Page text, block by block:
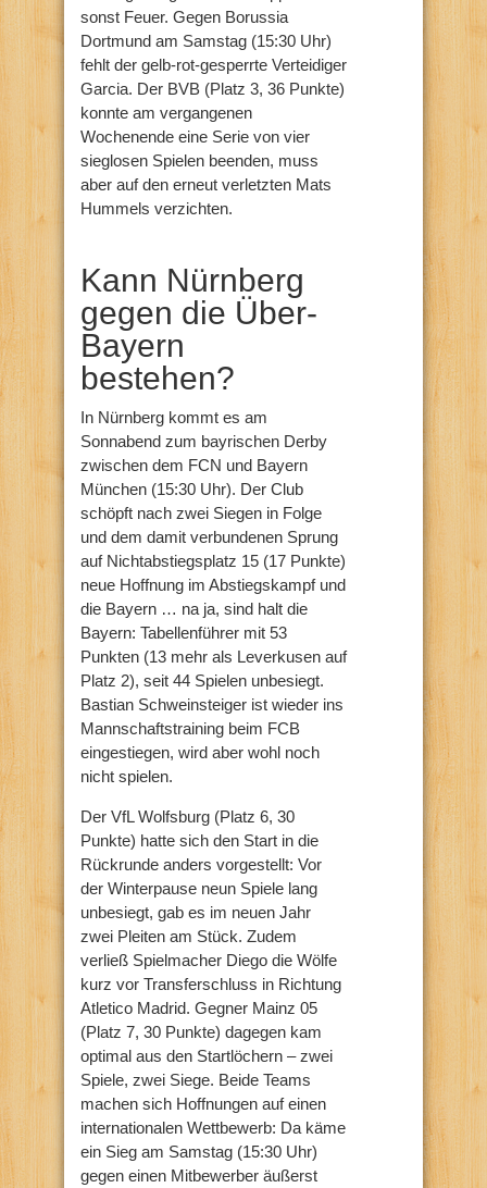
sonst Feuer. Gegen Borussia
Dortmund am Samstag (15:30 Uhr)
fehlt der gelb-rot-gesperrte Verteidiger
Garcia. Der BVB (Platz 3, 36 Punkte)
konnte am vergangenen
Wochenende eine Serie von vier
sieglosen Spielen beenden, muss
aber auf den erneut verletzten Mats
Hummels verzichten.
Kann Nürnberg
gegen die Über-
Bayern
bestehen?
In Nürnberg kommt es am
Sonnabend zum bayrischen Derby
zwischen dem FCN und Bayern
München (15:30 Uhr). Der Club
schöpft nach zwei Siegen in Folge
und dem damit verbundenen Sprung
auf Nichtabstiegsplatz 15 (17 Punkte)
neue Hoffnung im Abstiegskampf und
die Bayern … na ja, sind halt die
Bayern: Tabellenführer mit 53
Punkten (13 mehr als Leverkusen auf
Platz 2), seit 44 Spielen unbesiegt.
Bastian Schweinsteiger ist wieder ins
Mannschaftstraining beim FCB
eingestiegen, wird aber wohl noch
nicht spielen.
Der VfL Wolfsburg (Platz 6, 30
Punkte) hatte sich den Start in die
Rückrunde anders vorgestellt: Vor
der Winterpause neun Spiele lang
unbesiegt, gab es im neuen Jahr
zwei Pleiten am Stück. Zudem
verließ Spielmacher Diego die Wölfe
kurz vor Transferschluss in Richtung
Atletico Madrid. Gegner Mainz 05
(Platz 7, 30 Punkte) dagegen kam
optimal aus den Startlöchern – zwei
Spiele, zwei Siege. Beide Teams
machen sich Hoffnungen auf einen
internationalen Wettbewerb: Da käme
ein Sieg am Samstag (15:30 Uhr)
gegen einen Mitbewerber äußerst